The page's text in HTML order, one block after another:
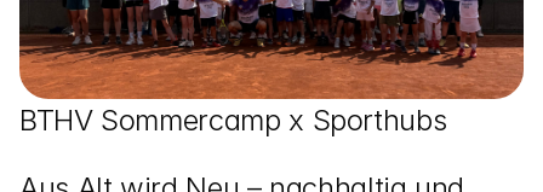
BTHV Sommercamp x Sporthubs